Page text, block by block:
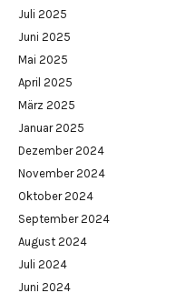
Juli 2025
Juni 2025
Mai 2025
April 2025
März 2025
Januar 2025
Dezember 2024
November 2024
Oktober 2024
September 2024
August 2024
Juli 2024
Juni 2024